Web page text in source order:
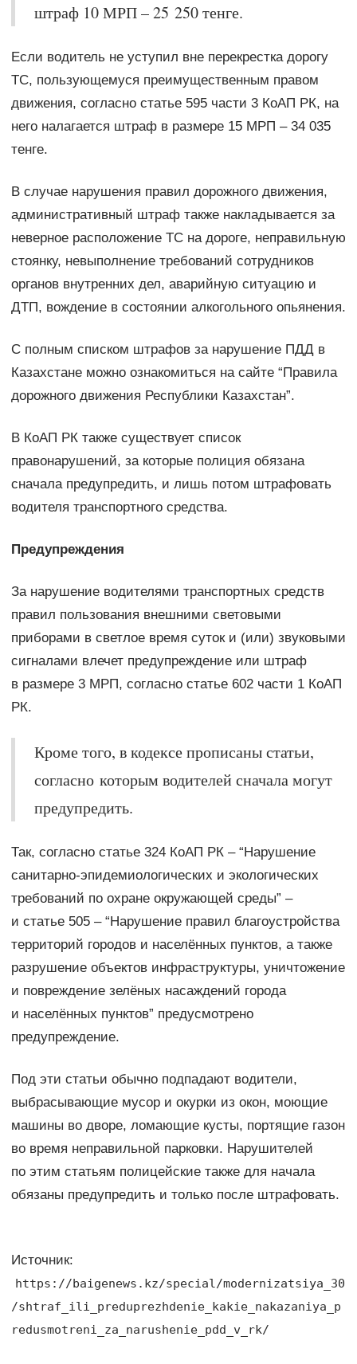
штраф 10 МРП – 25 250 тенге.
Если водитель не уступил вне перекрестка дорогу
ТС, пользующемуся преимущественным правом
движения, согласно статье 595 части 3 КоАП РК, на
него налагается штраф в размере 15 МРП – 34 035
тенге.
В случае нарушения правил дорожного движения,
административный штраф также накладывается за
неверное расположение ТС на дороге, неправильную
стоянку, невыполнение требований сотрудников
органов внутренних дел, аварийную ситуацию и
ДТП, вождение в состоянии алкогольного опьянения.
С полным списком штрафов за нарушение ПДД в
Казахстане можно ознакомиться на сайте “Правила
дорожного движения Республики Казахстан”.
В КоАП РК также существует список
правонарушений, за которые полиция обязана
сначала предупредить, и лишь потом штрафовать
водителя транспортного средства.
Предупреждения
За нарушение водителями транспортных средств
правил пользования внешними световыми
приборами в светлое время суток и (или) звуковыми
сигналами влечет предупреждение или штраф
в размере 3 МРП, согласно статье 602 части 1 КоАП
РК.
Кроме того, в кодексе прописаны статьи,
согласно которым водителей сначала могут
предупредить.
Так, согласно статье 324 КоАП РК – “Нарушение
санитарно-эпидемиологических и экологических
требований по охране окружающей среды” –
и статье 505 – “Нарушение правил благоустройства
территорий городов и населённых пунктов, а также
разрушение объектов инфраструктуры, уничтожение
и повреждение зелёных насаждений города
и населённых пунктов” предусмотрено
предупреждение.
Под эти статьи обычно подпадают водители,
выбрасывающие мусор и окурки из окон, моющие
машины во дворе, ломающие кусты, портящие газон
во время неправильной парковки. Нарушителей
по этим статьям полицейские также для начала
обязаны предупредить и только после штрафовать.
Источник:
https://baigenews.kz/special/modernizatsiya_30
/shtraf_ili_preduprezhdenie_kakie_nakazaniya_p
redusmotreni_za_narushenie_pdd_v_rk/